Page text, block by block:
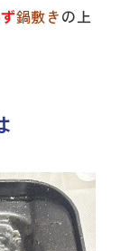
鍋敷きの上